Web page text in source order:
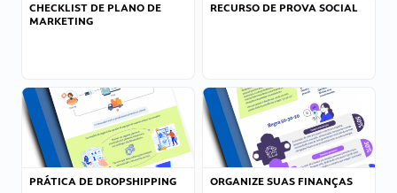
CHECKLIST DE PLANO DE
MARKETING
RECURSO DE PROVA SOCIAL
PRÁTICA DE DROPSHIPPING ORGANIZE SUAS FINANÇAS